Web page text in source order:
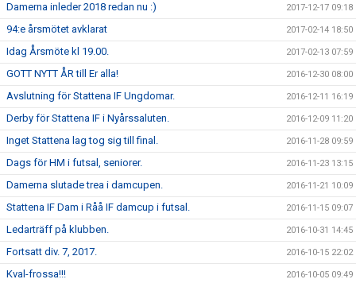
Damerna inleder 2018 redan nu :) 2017-12-17 09:18
94:e årsmötet avklarat 2017-02-14 18:50
Idag Årsmöte kl 19.00. 2017-02-13 07:59
GOTT NYTT ÅR till Er alla! 2016-12-30 08:00
Avslutning för Stattena IF Ungdomar. 2016-12-11 16:19
Derby för Stattena IF i Nyårssaluten. 2016-12-09 11:20
Inget Stattena lag tog sig till final. 2016-11-28 09:59
Dags för HM i futsal, seniorer. 2016-11-23 13:15
Damerna slutade trea i damcupen. 2016-11-21 10:09
Stattena IF Dam i Råå IF damcup i futsal. 2016-11-15 09:07
Ledarträff på klubben. 2016-10-31 14:45
Fortsatt div. 7, 2017. 2016-10-15 22:02
Kval-frossa!!! 2016-10-05 09:49